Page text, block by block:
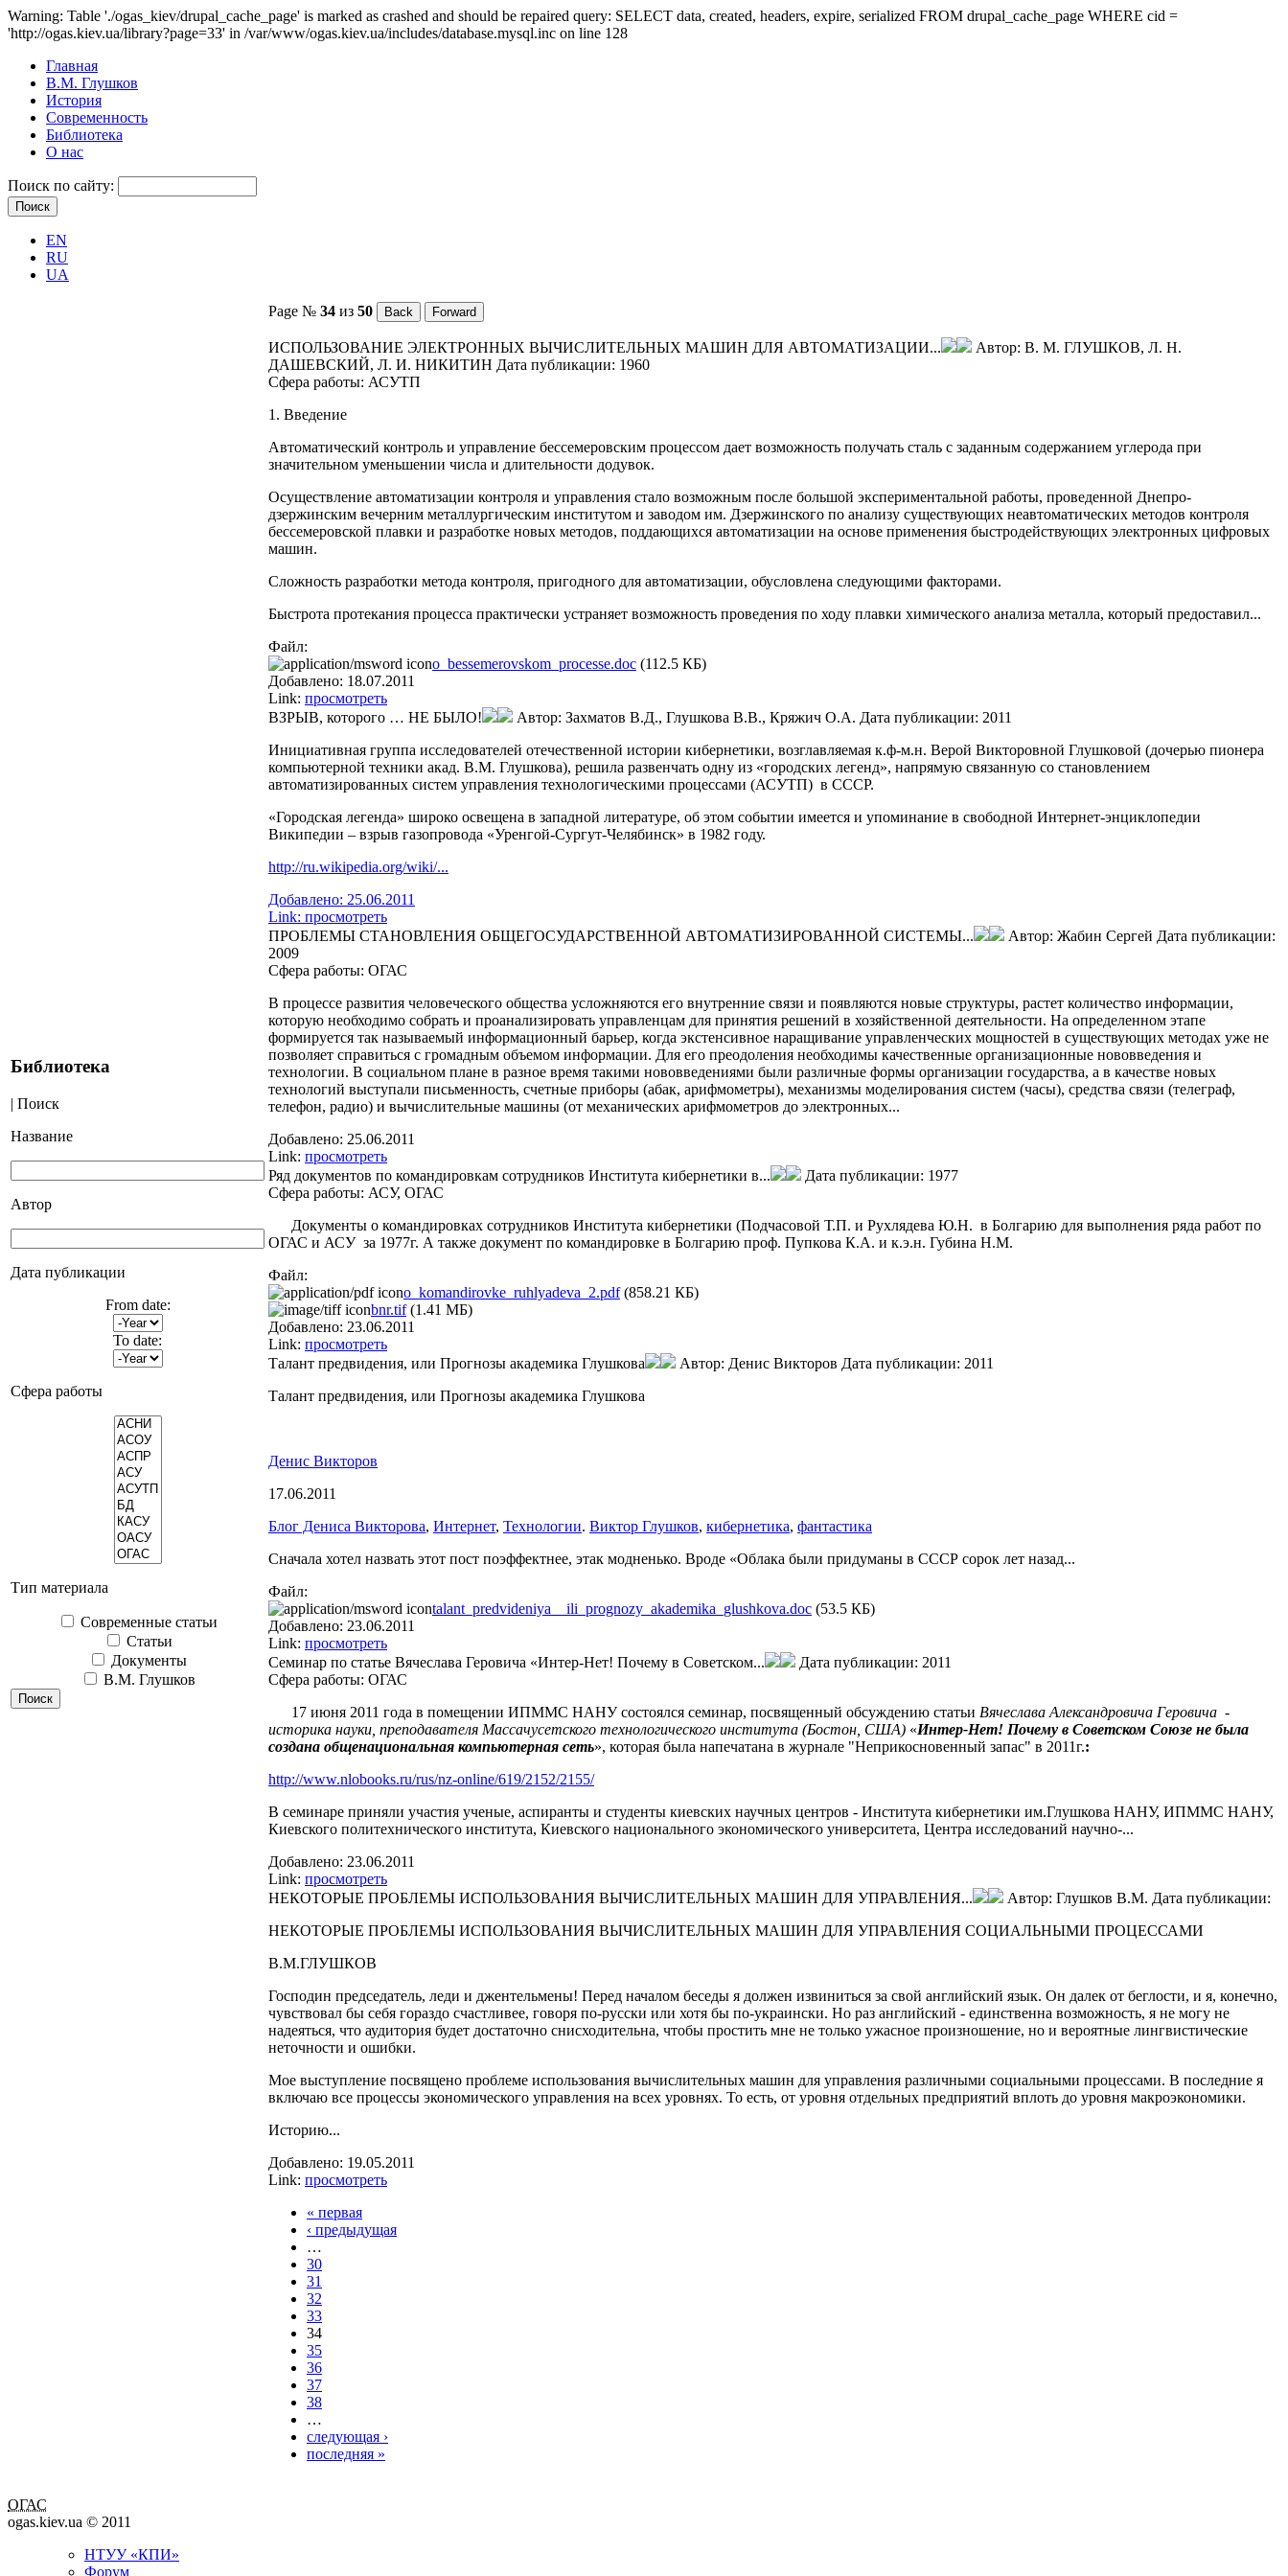
Warning: Table './ogas_kiev/drupal_cache_page' is marked as crashed and should be repaired query: SELECT data, created, headers, expire, serialized FROM drupal_cache_page WHERE cid =
'http://ogas.kiev.ua/library?page=33' in /var/www/ogas.kiev.ua/includes/database.mysql.inc on line 128
Главная
В.М. Глушков
История
Современность
Библиотека
О нас
Поиск по сайту:
EN
RU
UA
Библиотека
| Поиск
Название
Автор
Дата публикации
From date:
To date:
Сфера работы
Тип материала
Современные статьи
Статьи
Документы
В.М. Глушков
Page № 34 из 50
ИСПОЛЬЗОВАНИЕ ЭЛЕКТРОННЫХ ВЫЧИСЛИТЕЛЬНЫХ МАШИН ДЛЯ АВТОМАТИЗАЦИИ... Автор: В. М. ГЛУШКОВ, Л. Н.
ДАШЕВСКИЙ, Л. И. НИКИТИН Дата публикации: 1960
Сфера работы: АСУТП
1. Введение
Автоматический контроль и управление бессемеровским процессом да­ет возможность получать сталь с заданным содержанием углерода при
значительном уменьшении числа и длительности додувок.
Осуществление автоматизации контроля и управления стало возмож­ным после большой экспериментальной работы, проведенной Днепро-
дзержинским вечерним металлургическим институтом и заводом им. Дзержинского по анализу существующих неавтоматических методов контроля
бессемеровской плавки и разработке новых методов, поддаю­щихся автоматизации на основе применения быстродействующих электрон­ных цифровых
машин.
Сложность разработки метода контроля, пригодного для автомати­зации, обусловлена следующими факторами.
Быстрота протекания процесса практически устраняет возможность проведения по ходу плавки химического анализа металла, который предо­ставил...
Файл:
o_bessemerovskom_processe.doc (112.5 КБ)
Добавлено: 18.07.2011
Link: просмотреть
ВЗРЫВ, которого … НЕ БЫЛО!
Автор: Захматов В.Д., Глушкова В.В., Кряжич О.А. Дата публикации: 2011
Инициативная группа исследователей отечественной истории кибернетики, возглавляемая к.ф-м.н. Верой Викторовной Глушковой (дочерью пионера
компьютерной техники акад. В.М. Глушкова), решила развенчать одну из «городских легенд», напрямую связанную со становлением
автоматизированных систем управления технологическими процессами (АСУТП) в СССР.
«Городская легенда» широко освещена в западной литературе, об этом событии имеется и упоминание в свободной Интернет-энциклопедии
Википедии – взрыв газопровода «Уренгой-Сургут-Челябинск» в 1982 году.
http://ru.wikipedia.org/wiki/...
Добавлено: 25.06.2011
Link: просмотреть
ПРОБЛЕМЫ СТАНОВЛЕНИЯ ОБЩЕГОСУДАРСТВЕННОЙ АВТОМАТИЗИРОВАННОЙ СИСТЕМЫ...
Автор: Жабин Сергей Дата публикации:
2009
Сфера работы: ОГАС
В процессе развития человеческого общества усложняются его внутренние связи и появляются новые структуры, растет количество информации,
которую необходимо собрать и проанализировать управленцам для принятия решений в хозяйственной деятельности. На определенном этапе
формируется так называемый информационный барьер, когда экстенсивное наращивание управленческих мощностей в существующих методах уже не
позволяет справиться с громадным объемом информации. Для его преодоления необходимы качественные организационные нововведения и
технологии. В социальном плане в разное время такими нововведениями были различные формы организации государства, а в качестве новых
технологий выступали письменность, счетные приборы (абак, арифмометры), механизмы моделирования систем (часы), средства связи (телеграф,
телефон, радио) и вычислительные машины (от механических арифмометров до электронных...
Добавлено: 25.06.2011
Link: просмотреть
Ряд документов по командировкам сотрудников Института кибернетики в...
Дата публикации: 1977
Сфера работы: АСУ, ОГАС
Документы о командировках сотрудников Института кибернетики (Подчасовой Т.П. и Рухлядева Ю.Н. в Болгарию для выполнения ряда работ по
ОГАС и АСУ за 1977г. А также документ по командировке в Болгарию проф. Пупкова К.А. и к.э.н. Губина Н.М.
Файл:
o_komandirovke_ruhlyadeva_2.pdf (858.21 КБ)
bnr.tif (1.41 МБ)
Добавлено: 23.06.2011
Link: просмотреть
Талант предвидения, или Прогнозы академика Глушкова
Автор: Денис Викторов Дата публикации: 2011
Талант предвидения, или Прогнозы академика Глушкова
Денис Викторов
17.06.2011
Блог Дениса Викторова, Интернет, Технологии. Виктор Глушков, кибернетика, фантастика
Сначала хотел назвать этот пост поэффектнее, этак модненько. Вроде «Облака были придуманы в СССР сорок лет назад...
Файл:
talant_predvideniya__ili_prognozy_akademika_glushkova.doc (53.5 КБ)
Добавлено: 23.06.2011
Link: просмотреть
Семинар по статье Вячеслава Геровича «Интер-Нет! Почему в Советском...
Дата публикации: 2011
Сфера работы: ОГАС
17 июня 2011 года в помещении ИПММС НАНУ состоялся семинар, посвященный обсуждению статьи Вячеслава Александровича Геровича -
историка науки, преподавателя Массачусетского технологического института (Бостон, США) «Интер-Нет! Почему в Советском Союзе не была
создана общенациональная компьютерная сеть», которая была напечатана в журнале "Неприкосновенный запас" в 2011г.:
http://www.nlobooks.ru/rus/nz-online/619/2152/2155/
В семинаре приняли участия ученые, аспиранты и студенты киевских научных центров - Института кибернетики им.Глушкова НАНУ, ИПММС НАНУ,
Киевского политехнического института, Киевского национального экономического университета, Центра исследований научно-...
Добавлено: 23.06.2011
Link: просмотреть
НЕКОТОРЫЕ ПРОБЛЕМЫ ИСПОЛЬЗОВАНИЯ ВЫЧИСЛИТЕЛЬНЫХ МАШИН ДЛЯ УПРАВЛЕНИЯ...
Автор: Глушков В.М. Дата публикации:
НЕКОТОРЫЕ ПРОБЛЕМЫ ИСПОЛЬЗОВАНИЯ ВЫЧИСЛИТЕЛЬНЫХ МАШИН ДЛЯ УПРАВЛЕНИЯ СОЦИАЛЬНЫМИ ПРОЦЕССАМИ
В.М.ГЛУШКОВ
Господин председатель, леди и джентельмены! Перед началом бесе­ды я должен извиниться за свой английский язык. Он далек от беглос­ти, и я, конечно,
чувствовал бы себя гораздо счастливее, говоря по-русски или хотя бы по-украински. Но раз английский - единственна возможность, я не могу не
надеяться, что аудитория будет достаточ­но снисходительна, чтобы простить мне не только ужасное произноше­ние, но и вероятные лингвистические
неточности и ошибки.
Мое выступление посвящено проблеме использования вычислитель­ных машин для управления различными социальными процессами. В по­следние я
включаю все процессы экономического управления на всех уровнях. То есть, от уровня отдельных предприятий вплоть до уров­ня макроэкономики.
Историю...
Добавлено: 19.05.2011
Link: просмотреть
« первая
‹ предыдущая
…
30
31
32
33
34
35
36
37
38
…
следующая ›
последняя »
ОГАС
ogas.kiev.ua © 2011
НТУУ «КПИ»
Форум